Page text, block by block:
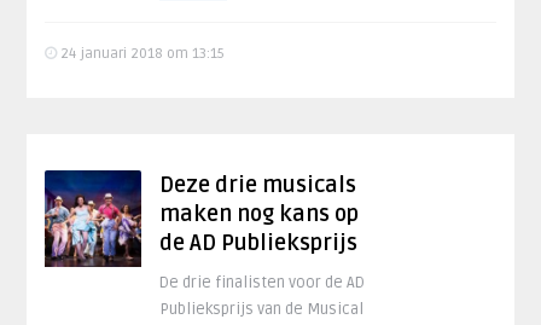
24 januari 2018 om 13:15
Deze drie musicals
maken nog kans op
de AD Publieksprijs
De drie finalisten voor de AD
Publieksprijs van de Musical